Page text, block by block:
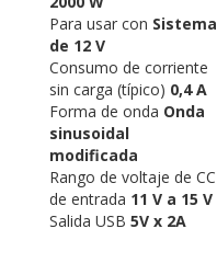
Para usar con Sistema
de 12 V
Consumo de corriente
sin carga (típico) 0,4 A
Forma de onda Onda
sinusoidal
modificada
Rango de voltaje de CC
de entrada 11 V a 15 V
Salida USB 5V x 2A